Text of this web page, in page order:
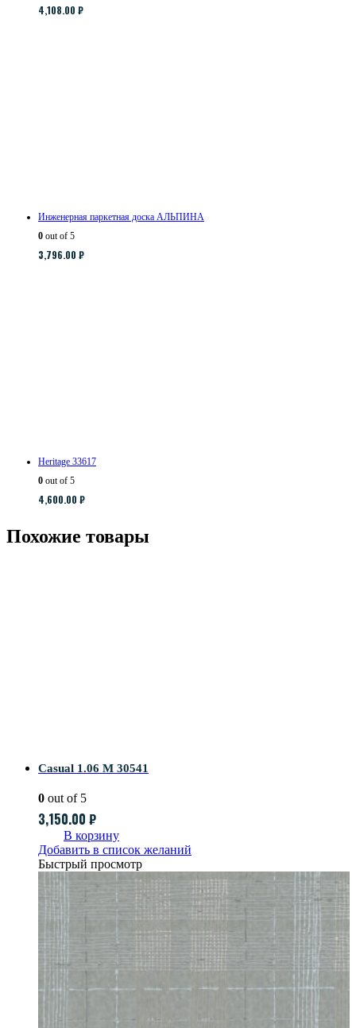
4,108.00 ₽
Инженерная паркетная доска АЛЬПИНА
0 out of 5
3,796.00 ₽
Heritage 33617
0 out of 5
4,600.00 ₽
Похожие товары
Casual 1.06 M 30541
0 out of 5
3,150.00 ₽
В корзину
Добавить в список желаний
Быстрый просмотр